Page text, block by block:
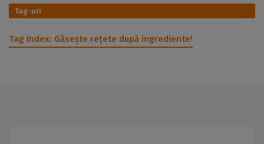
Tag-uri
Tag Index: Găsește rețete după ingrediente!